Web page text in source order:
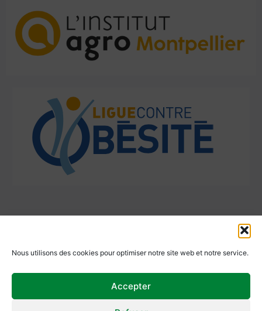
Nous utilisons des cookies pour optimiser notre site web et notre service.
Accepter
34000 Montpellier.